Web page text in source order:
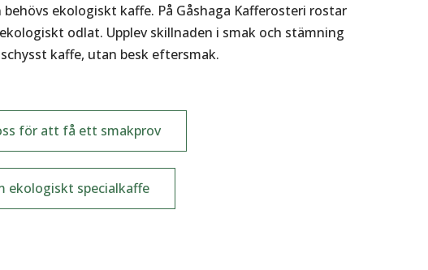
ekologiskt kaffe. På Gåshaga Kafferosteri rostar
odlat. Upplev skillnaden i smak och stämning
kaffe, utan besk eftersmak.
för att få ett smakprov
ekologiskt specialkaffe